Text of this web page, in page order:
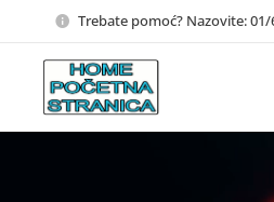
Trebate pomoć? Nazovite: 01/